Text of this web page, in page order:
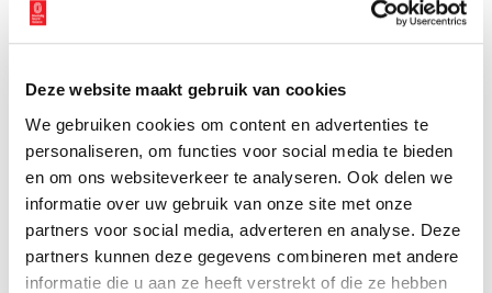
Deze website maakt gebruik van cookies
We gebruiken cookies om content en advertenties te
personaliseren, om functies voor social media te bieden
en om ons websiteverkeer te analyseren. Ook delen we
informatie over uw gebruik van onze site met onze
partners voor social media, adverteren en analyse. Deze
partners kunnen deze gegevens combineren met andere
informatie die u aan ze heeft verstrekt of die ze hebben
1984
In het Stadsarchief Amsterdam, is van 11 oktober 2025 t/m 8
maart 2026 een gratis tentoonstelling over de geschiedenis
van het Amsterdams Stadsjournaal te zien, met fragmenten uit
films en papieren archief, plus materiaal als magazines,
knipsels en foto’s. Eye digitaliseert de 16 mm films die uit de
collecties van het Stadsarchief Amsterdam, Eye Filmmuseum en
Nederlands Instituut voor Beeld & Geluid komen.
2 min